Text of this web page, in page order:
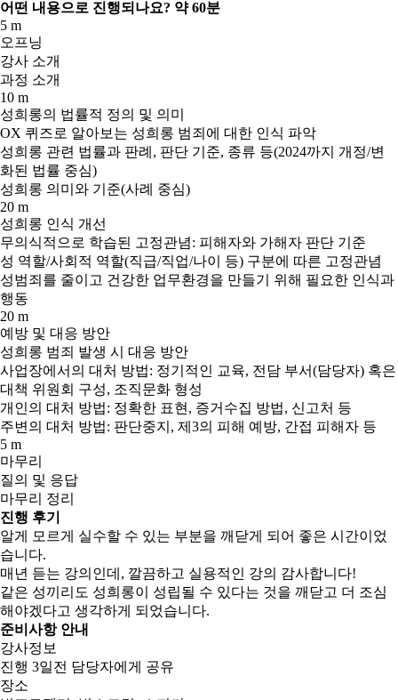
어떤 내용으로 진행되나요? 약 60분
5 m
오프닝
강사 소개
과정 소개
10 m
성희롱의 법률적 정의 및 의미
OX 퀴즈로 알아보는 성희롱 범죄에 대한 인식 파악
성희롱 관련 법률과 판례, 판단 기준, 종류 등(2024까지 개정/변
화된 법률 중심)
성희롱 의미와 기준(사례 중심)
20 m
성희롱 인식 개선
무의식적으로 학습된 고정관념: 피해자와 가해자 판단 기준
성 역할/사회적 역할(직급/직업/나이 등) 구분에 따른 고정관념
성범죄를 줄이고 건강한 업무환경을 만들기 위해 필요한 인식과
행동
20 m
예방 및 대응 방안
성희롱 범죄 발생 시 대응 방안
사업장에서의 대처 방법: 정기적인 교육, 전담 부서(담당자) 혹은
대책 위원회 구성, 조직문화 형성
개인의 대처 방법: 정확한 표현, 증거수집 방법, 신고처 등
주변의 대처 방법: 판단중지, 제3의 피해 예방, 간접 피해자 등
5 m
마무리
질의 및 응답
마무리 정리
진행 후기
알게 모르게 실수할 수 있는 부분을 깨닫게 되어 좋은 시간이었
습니다.
매년 듣는 강의인데, 깔끔하고 실용적인 강의 감사합니다!
같은 성끼리도 성희롱이 성립될 수 있다는 것을 깨닫고 더 조심
해야겠다고 생각하게 되었습니다.
준비사항 안내
강사정보
진행 3일전 담당자에게 공유
장소